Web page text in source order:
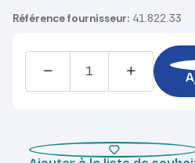
Référence fournisseur: 41.822.33